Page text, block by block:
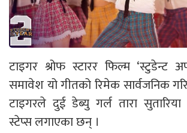
टाइगर श्रोफ स्टारर फिल्म ‘स्टुडेन्ट
समावेश यो गीतको रिमेक सार्वजनिक
टाइगरले दुई डेब्यु गर्ल तारा
स्टेप्स लगाएका छन् ।